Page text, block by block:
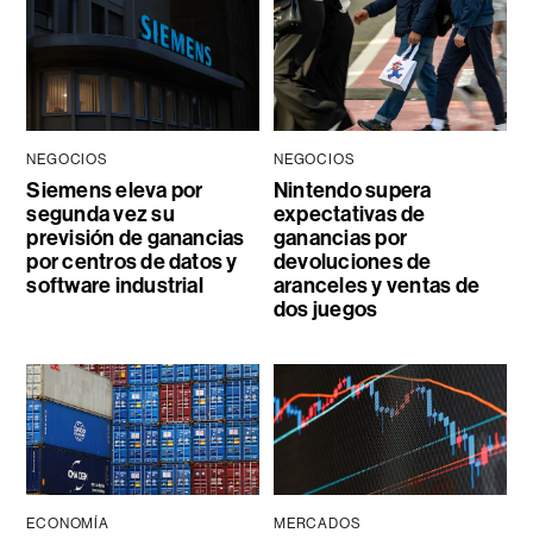
NEGOCIOS
Siemens eleva por
segunda vez su
previsión de ganancias
por centros de datos y
software industrial
NEGOCIOS
Nintendo supera
expectativas de
ganancias por
devoluciones de
aranceles y ventas de
dos juegos
ECONOMÍA MERCADOS